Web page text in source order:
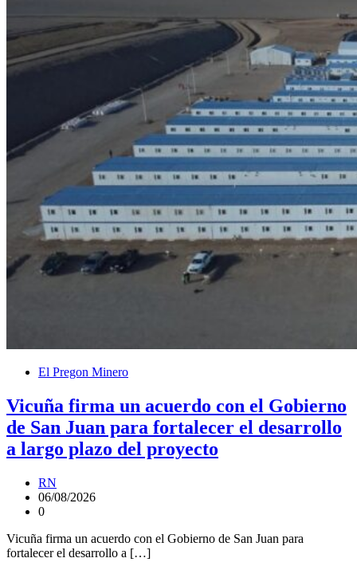
El Pregon Minero
Vicuña firma un acuerdo con el Gobierno
de San Juan para fortalecer el desarrollo
a largo plazo del proyecto
RN
06/08/2026
0
Vicuña firma un acuerdo con el Gobierno de San Juan para
fortalecer el desarrollo a […]